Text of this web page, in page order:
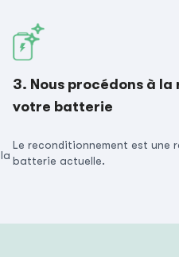
3. Nous procédons à la
votre batterie
Le reconditionnement est une
batterie actuelle.